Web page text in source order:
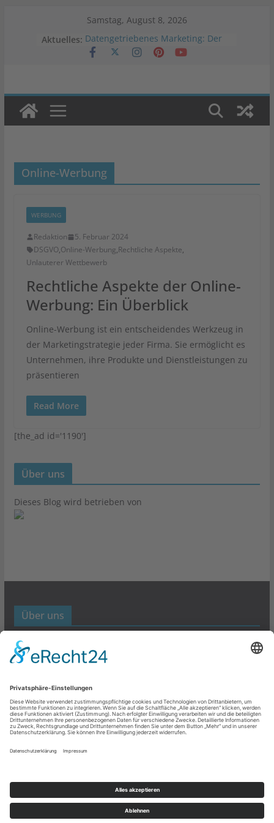
Samstag, August 8, 2026
Aktuelles: Datengetriebenes Marketing: Der
Schlüssel zum Erfolg
Veränderung der Werbestrategien
Was ist Programmatic Advertising?
Online-Werbung
WERBUNG
Redaktion
5. Februar 2024
DSGVO,Online-Werbung,Rechtliche Aspekte,
Unlauterer Wettbewerb
Rechtliche Aspekte der Online-
Werbung: Ein Überblick
Online-Werbung ist ein entscheidendes Werkzeug in
der Marketingstrategie jeder Firma. Sie ermöglicht es
Unternehmen, ihre Produkte und Dienstleistungen zu
präsentieren
Read More
[the_ad id='1190']
Über uns
Dieses Blog wird betrieben von
Über uns
Werbund- und Marketing Blog
Links
Datenschutz
Impressum
Werbung- und Marketing
vorbehalten.
Theme:ColorMagvon ThemeGrill. Bereitgestellt von